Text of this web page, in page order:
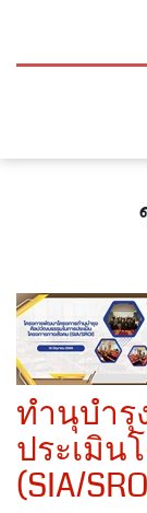
ทำนุบำ
ประเมิน
(SIA/